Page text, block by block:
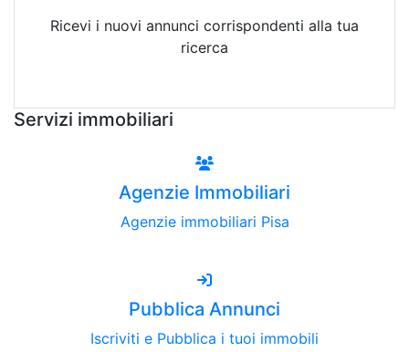
Ricevi i nuovi annunci corrispondenti alla tua
ricerca
Servizi immobiliari
Agenzie Immobiliari
Agenzie immobiliari Pisa
Pubblica Annunci
Iscriviti e Pubblica i tuoi immobili